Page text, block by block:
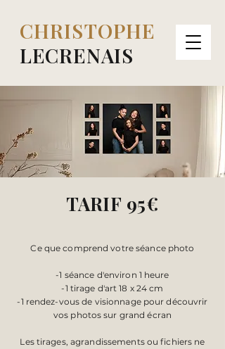
CHRISTOPHE
LECRENAIS
TARIF 95€
​Ce que comprend votre séance photo
-1 séance d'environ 1 heure
-1 tirage d'art 18 x 24 cm
-1 rendez-vous de visionnage pour découvrir
vos photos sur grand écran
Les tirages, agrandissements ou fichiers ne